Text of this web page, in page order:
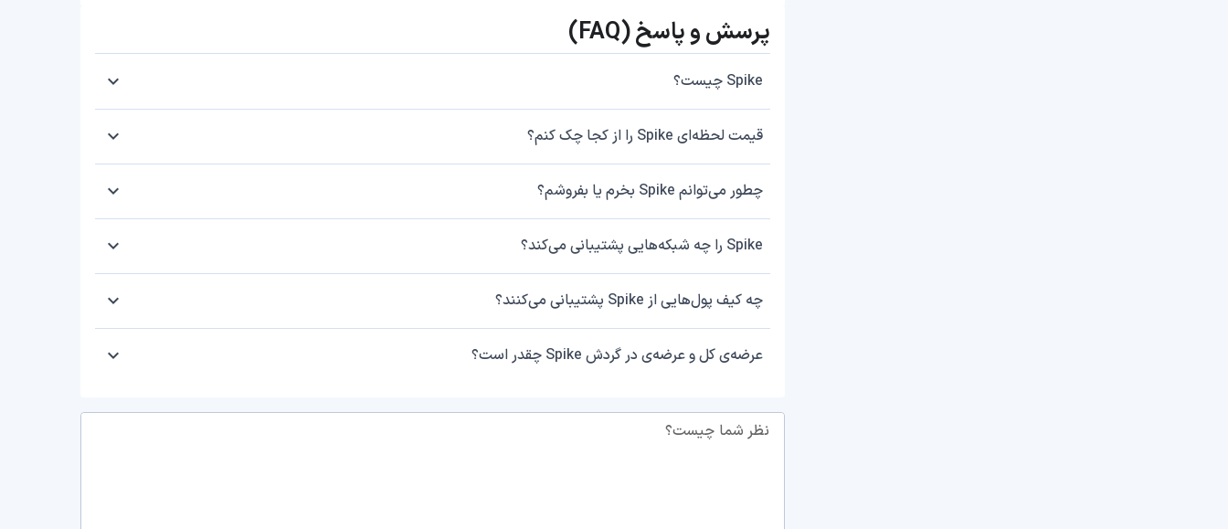
پرسش و پاسخ (FAQ)
Spike چیست؟
قیمت لحظه‌ای Spike را از کجا چک کنم؟
چطور می‌توانم Spike بخرم یا بفروشم؟
Spike را چه شبکه‌هایی پشتیبانی می‌کند؟
چه کیف پول‌هایی از Spike پشتیبانی می‌کنند؟
عرضه‌ی کل و عرضه‌ی در گردش Spike چقدر است؟
نظر شما چیست؟